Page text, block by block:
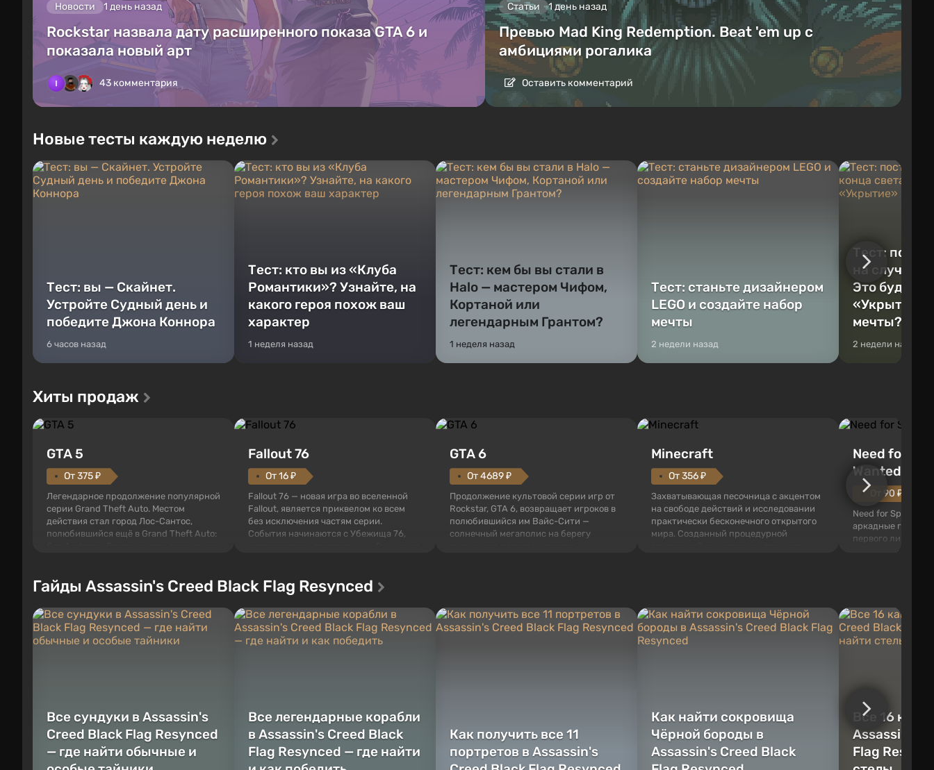
Новости 1 день назад
Rockstar назвала дату расширенного показа GTA 6 и
показала новый арт
43 комментария
Статьи 1 день назад
Превью Mad King Redemption. Beat 'em up с
амбициями рогалика
Оставить комментарий
Новые тесты каждую неделю
Тест: вы — Скайнет.
Устройте Судный день и
победите Джона Коннора
6 часов назад
Тест: кто вы из «Клуба
Романтики»? Узнайте, на
какого героя похож ваш
характер
1 неделя назад
Тест: кем бы вы стали в
Halo — мастером Чифом,
Кортаной или
легендарным Грантом?
1 неделя назад
Тест: станьте дизайнером
LEGO и создайте набор
мечты
2 недели назад
Тест:
на случай
Это будет
«Укрытие»
мечты?
2 недели назад
Хиты продаж
GTA 5
От 375 ₽
Легендарное продолжение популярной
серии Grand Theft Auto. Местом
действия стал город Лос-Сантос,
полюбившийся ещё в Grand Theft Auto:
которыми вы сможете переключаться в
любое время. Жанр и...
Fallout 76
От 16 ₽
Fallout 76 — новая игра во вселенной
Fallout, является приквелом ко всем
без исключения частям серии.
События начинаются с Убежища 76,
как на Америку упадут ядерные бомбы.
Место действия Fallout...
GTA 6
От 4689 ₽
Продолжение культовой серии игр от
Rockstar, GTA 6, возвращает игроков в
полюбившийся им Вайс-Сити —
солнечный мегаполис на берегу
неприятности. И...
Minecraft
От 356 ₽
Захватывающая песочница с акцентом
на свободе действий и исследовании
практически бесконечного открытого
мира. Созданный процедурной
Игроку дана по...
Need for
Wanted
От 90 ₽
Need for Speed:
аркадные гонки с
первого лица. В
нарушите
Гайды Assassin's Creed Black Flag Resynced
Все сундуки в Assassin's
Creed Black Flag Resynced
— где найти обычные и
Все легендарные корабли
в Assassin's Creed Black
Flag Resynced — где найти
Как получить все 11
портретов в Assassin's
Как найти сокровища
Чёрной бороды в
Assassin's Creed Black
Все 16
Assassin's
Flag